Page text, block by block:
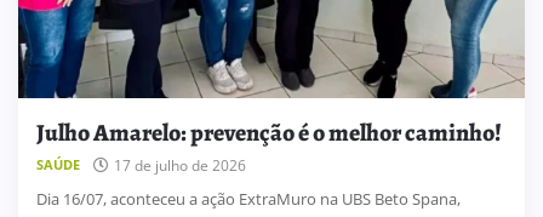
Julho Amarelo: prevenção é o melhor caminho!
SAÚDE 17 de julho de 2026
Dia 16/07, aconteceu a ação ExtraMuro na UBS Beto Spana,